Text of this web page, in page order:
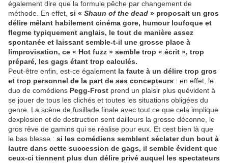
également dire que la formule pêche par changement de
méthode. En effet, si « Shaun of the dead » proposait un gros
délire mêlant habilement cinéma gore, humour loufoque et
flegme typiquement anglais, le tout de manière assez
spontanée et laissant semble-t-il une grosse place à
limprovisation, ce « Hot fuzz » semble trop « écrit », trop
préparé, les gags étant trop calculés.
Peut-être enfin, est-ce également la faute à un délire trop gros
et trop personnel de la part de ses concepteurs : en effet, le
duo de comédiens Pegg-Frost prend un plaisir plus quévident à
se jouer de tous les clichés et toutes les situations obligées du
genre. La scène de fusillade finale avec tout ce que cela implique
dexplosion et de destruction sent dailleurs la grosse déconne, le
gros rêve de gamins qui se réalise pour eux. Et cest bien là que
le bas blesse : si les comédiens semblent séclater dun bout à
lautre dans cette succession de gags, il semble évident que
ceux-ci tiennent plus dun délire privé auquel les spectateurs